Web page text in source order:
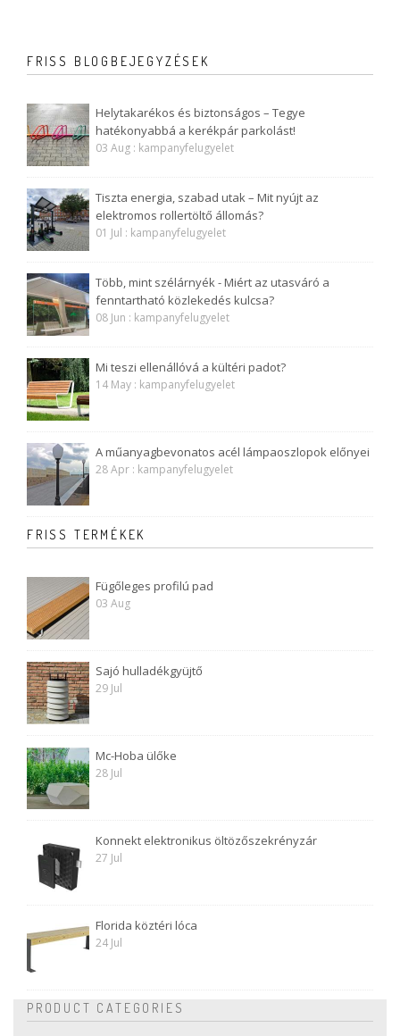
FRISS BLOGBEJEGYZÉSEK
Helytakarékos és biztonságos – Tegye
hatékonyabbá a kerékpár parkolást!
03 Aug : kampanyfelugyelet
Tiszta energia, szabad utak – Mit nyújt az
elektromos rollertöltő állomás?
01 Jul : kampanyfelugyelet
Több, mint szélárnyék - Miért az utasváró a
fenntartható közlekedés kulcsa?
08 Jun : kampanyfelugyelet
Mi teszi ellenállóvá a kültéri padot?
14 May : kampanyfelugyelet
A műanyagbevonatos acél lámpaoszlopok előnyei
28 Apr : kampanyfelugyelet
FRISS TERMÉKEK
Fügőleges profilú pad
03 Aug
Sajó hulladékgyüjtő
29 Jul
Mc-Hoba ülőke
28 Jul
Konnekt elektronikus öltözőszekrényzár
27 Jul
Florida köztéri lóca
24 Jul
PRODUCT CATEGORIES